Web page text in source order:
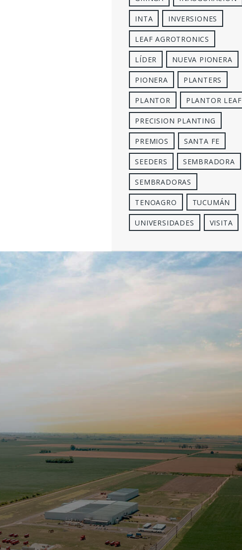
INTA INVERSIONES
LEAF AGROTRONICS
LÍDER NUEVA PIONERA
PIONERA PLANTERS
PLANTOR PLANTOR LEAF
PRECISION PLANTING
PREMIOS SANTA FE
SEEDERS SEMBRADORA
SEMBRADORAS
TENOAGRO TUCUMÁN
UNIVERSIDADES VISITA